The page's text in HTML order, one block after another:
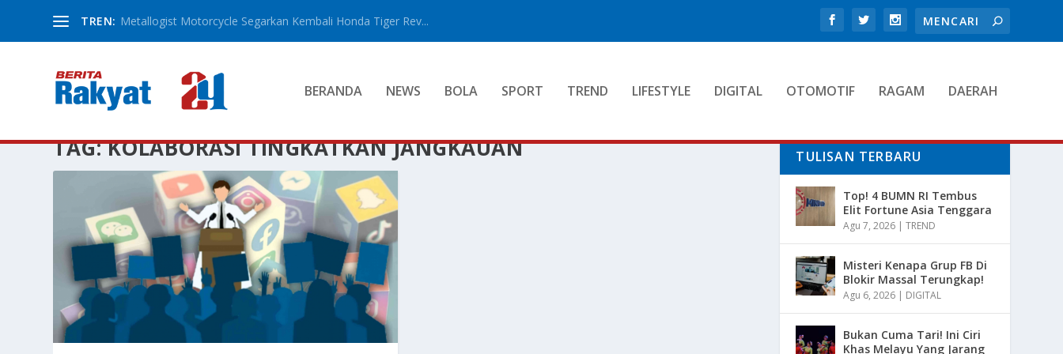
TREN: Metallogist Motorcycle Segarkan Kembali Honda Tiger Rev...
BERANDA NEWS BOLA SPORT TREND LIFESTYLE DIGITAL OTOMOTIF RAGAM DAERAH
TAG:KOLABORASI TINGKATKAN JANGKAUAN TULISAN TERBARU
Top! 4 BUMN RI Tembus
Elit Fortune Asia Tenggara
Agu 7, 2026 |TREND
Misteri Kenapa Grup FB Di
Blokir Massal Terungkap!
Agu 6, 2026 | DIGITAL
Bukan Cuma Tari! Ini Ciri
Khas Melayu Yang Jarang